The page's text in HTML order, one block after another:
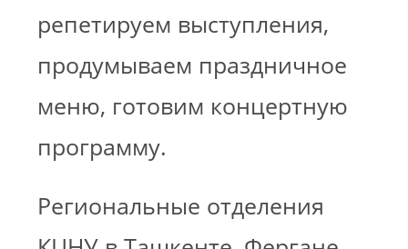
репетируем выступления,
продумываем праздничное
меню, готовим концертную
программу.
Региональные отделения